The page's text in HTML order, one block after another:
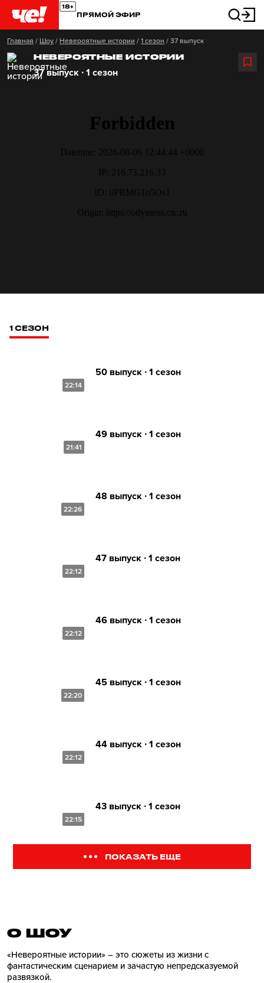
ПРЯМОЙ ЭФИР
Главная / Шоу / Невероятные истории / 1 сезон / 37 выпуск
НЕВЕРОЯТНЫЕ ИСТОРИИ
37 выпуск ∙ 1 сезон
1 СЕЗОН
22:14
50 выпуск ∙ 1 сезон
21:41
49 выпуск ∙ 1 сезон
22:26
48 выпуск ∙ 1 сезон
22:12
47 выпуск ∙ 1 сезон
22:12
46 выпуск ∙ 1 сезон
22:20
45 выпуск ∙ 1 сезон
22:12
44 выпуск ∙ 1 сезон
22:15
43 выпуск ∙ 1 сезон
ПОКАЗАТЬ ЕЩЕ
О ШОУ
«Невероятные истории» – это сюжеты из жизни с
фантастическим сценарием и зачастую непредсказуемой
развязкой.